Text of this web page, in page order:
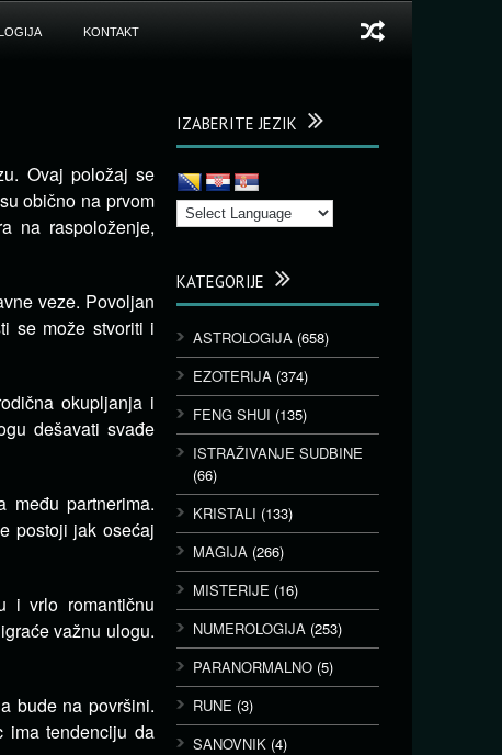
KONTAKT
Ovaj položaj se
obično na prvom
na raspoloženje,
veze. Povoljan
se može stvoriti i
okupljanja i
dešavati svađe
među partnerima.
postoji jak osećaj
i vrlo romantičnu
važnu ulogu.
bude na površini.
ima tendenciju da
IZABERITE JEZIK
KATEGORIJE
ASTROLOGIJA (658)
EZOTERIJA (374)
FENG SHUI (135)
ISTRAŽIVANJE SUDBINE
(66)
KRISTALI (133)
MAGIJA (266)
MISTERIJE (16)
NUMEROLOGIJA (253)
PARANORMALNO (5)
RUNE (3)
SANOVNIK (4)